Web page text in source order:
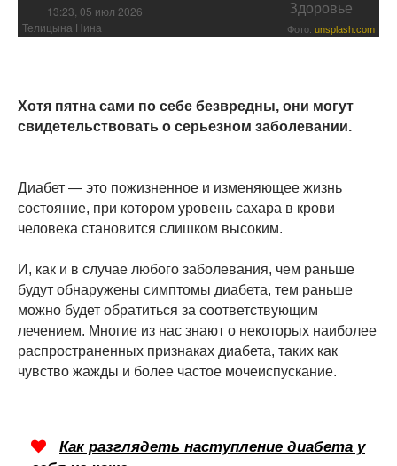
13:23, 05 июл 2026 Здоровье
Телицына Нина Фото: unsplash.com
Хотя пятна сами по себе безвредны, они могут
свидетельствовать о серьезном заболевании.
Диабет — это пожизненное и изменяющее жизнь
состояние, при котором уровень сахара в крови
человека становится слишком высоким.
И, как и в случае любого заболевания, чем раньше
будут обнаружены симптомы диабета, тем раньше
можно будет обратиться за соответствующим
лечением. Многие из нас знают о некоторых наиболее
распространенных признаках диабета, таких как
чувство жажды и более частое мочеиспускание.
Как разглядеть наступление диабета у